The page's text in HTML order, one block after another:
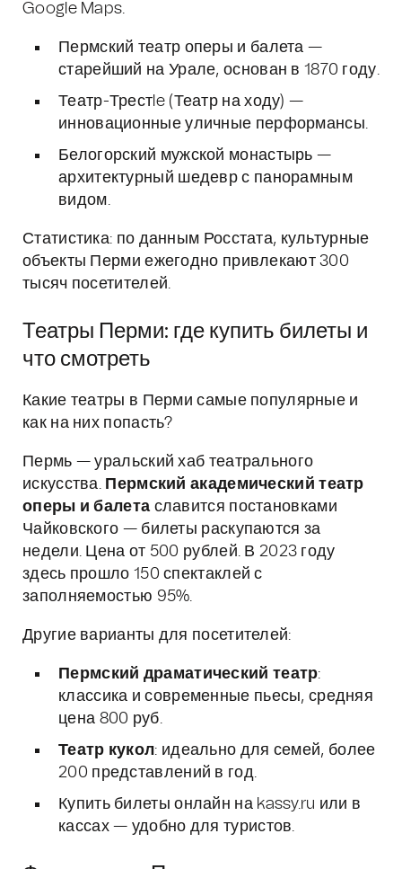
Google Maps.
Пермский театр оперы и балета —
старейший на Урале, основан в 1870 году.
Театр-Трестle (Театр на ходу) —
инновационные уличные перформансы.
Белогорский мужской монастырь —
архитектурный шедевр с панорамным
видом.
Статистика: по данным Росстата, культурные
объекты Перми ежегодно привлекают 300
тысяч посетителей.
Театры Перми: где купить билеты и
что смотреть
Какие театры в Перми самые популярные и
как на них попасть?
Пермь — уральский хаб театрального
искусства. Пермский академический театр
оперы и балета славится постановками
Чайковского — билеты раскупаются за
недели. Цена от 500 рублей. В 2023 году
здесь прошло 150 спектаклей с
заполняемостью 95%.
Другие варианты для посетителей:
Пермский драматический театр:
классика и современные пьесы, средняя
цена 800 руб.
Театр кукол: идеально для семей, более
200 представлений в год.
Купить билеты онлайн на kassy.ru или в
кассах — удобно для туристов.